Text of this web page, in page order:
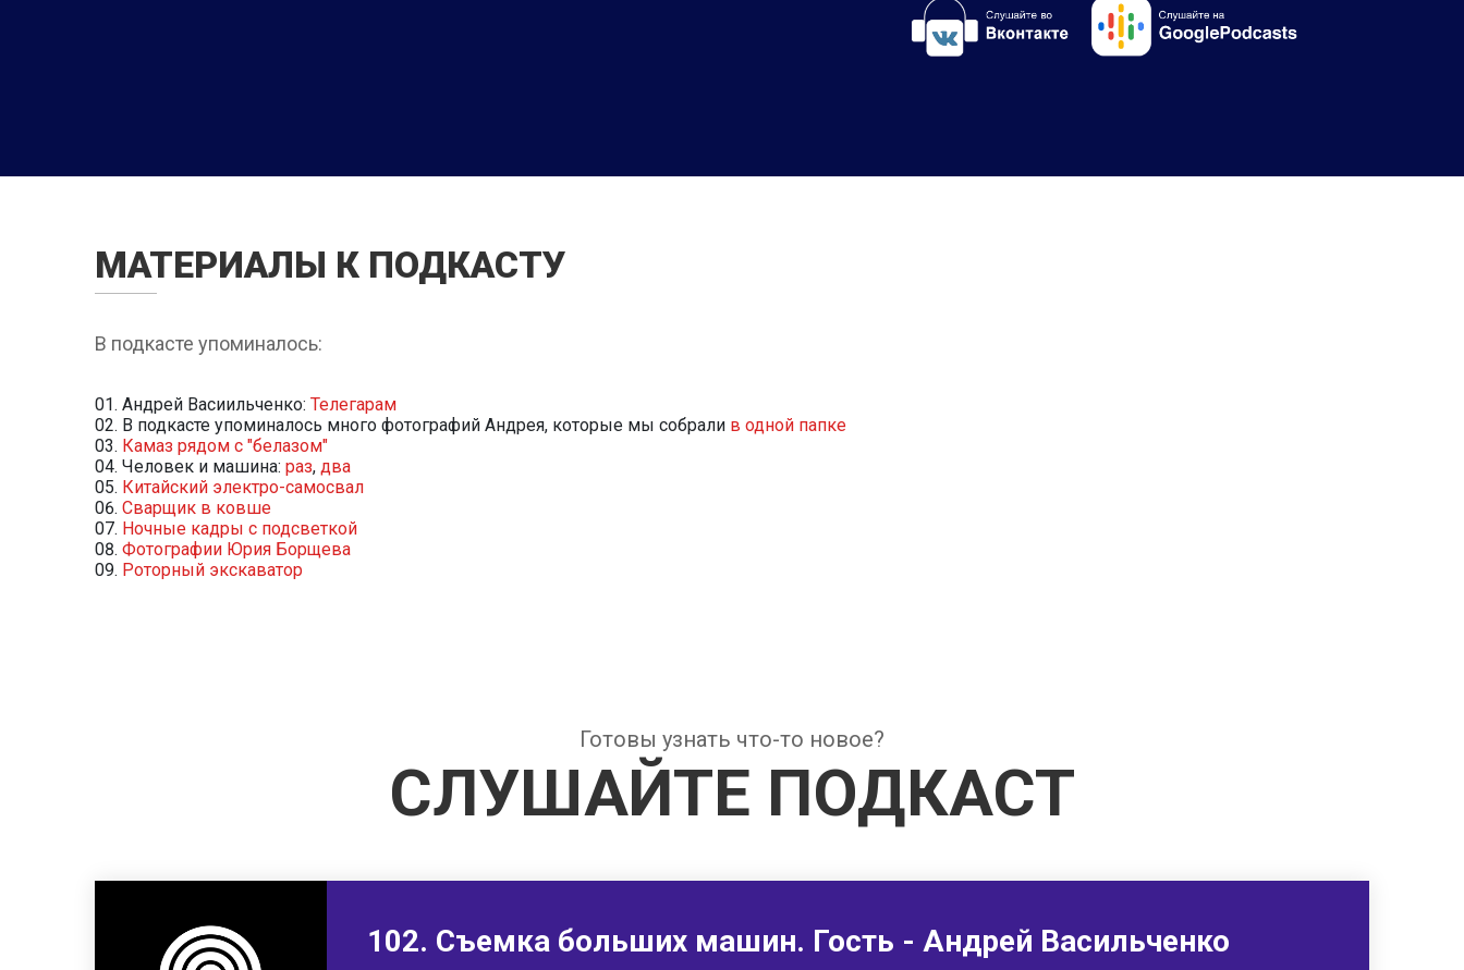
МАТЕРИАЛЫ К ПОДКАСТУ
В подкасте упоминалось:
Андрей Васиильченко: Телегарам
В подкасте упоминалось много фотографий Андрея, которые мы собрали в одной папке
Камаз рядом с "белазом"
Человек и машина: раз, два
Китайский электро-самосвал
Сварщик в ковше
Ночные кадры с подсветкой
Фотографии Юрия Борщева
Роторный экскаватор
Готовы узнать что-то новое?
СЛУШАЙТЕ ПОДКАСТ
102. Съемка больших машин. Гость - Андрей Васильченко